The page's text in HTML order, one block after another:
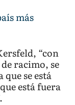
más
“con
racimo, se
se está
está fuera